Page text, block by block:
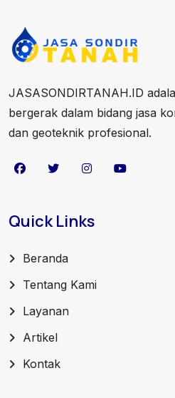
JASASONDIRTANAH.ID
bergerak dalam bidang jasa
dan geoteknik profesional.
Quick Links
Beranda
Tentang Kami
Layanan
Artikel
Kontak